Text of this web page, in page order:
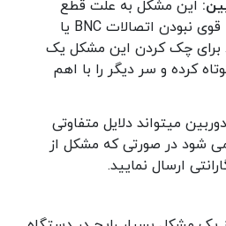
این مشکل به علت قطع
کابل تصویر دوربین یا قوی نبودن اتصالات BNC یا
برای چک کردن این مشکل یک
کرده و سر دیگر را با اهم
میتواند دلایل متفاوتی
شود در صورتی که مشکل از
ارسال نمایید.